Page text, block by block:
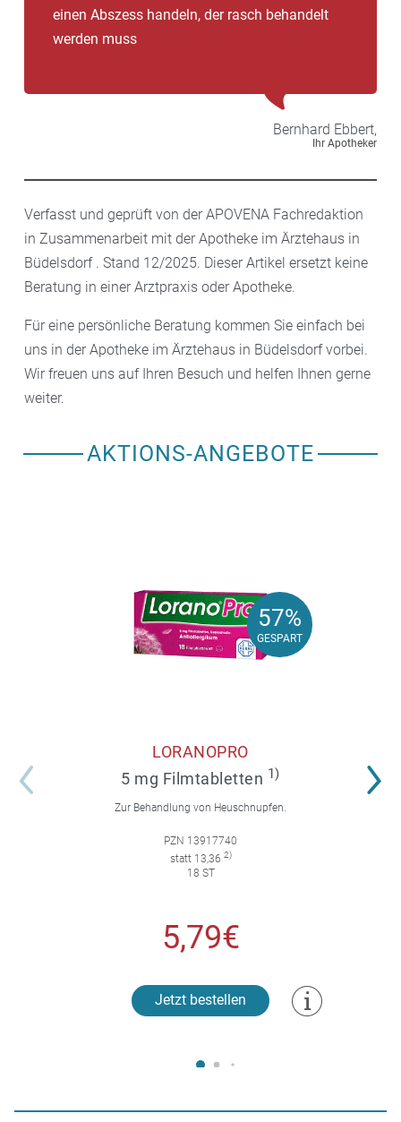
einen Abszess handeln, der rasch behandelt
werden muss
Bernhard Ebbert,
Ihr Apotheker
Verfasst und geprüft von der APOVENA Fachredaktion
in Zusammenarbeit mit der Apotheke im Ärztehaus in
Büdelsdorf . Stand 12/2025. Dieser Artikel ersetzt keine
Beratung in einer Arztpraxis oder Apotheke.
Für eine persönliche Beratung kommen Sie einfach bei
uns in der Apotheke im Ärztehaus in Büdelsdorf vorbei.
Wir freuen uns auf Ihren Besuch und helfen Ihnen gerne
weiter.
AKTIONS-ANGEBOTE
57%
GESPART
57%
GESPART
LORANOPRO
5 mg Filmtabletten 1)
Zur Behandlung von Heuschnupfen.
PZN 13917740
statt 13,36 2)
18 ST
5,79€
Jetzt bestellen